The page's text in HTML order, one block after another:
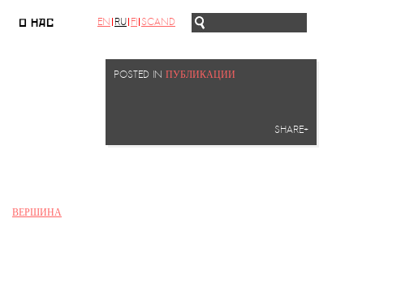
О НАС EN RU FI SCAND
ВЕРШИНА
POSTED IN ПУБЛИКАЦИИ
SHARE+